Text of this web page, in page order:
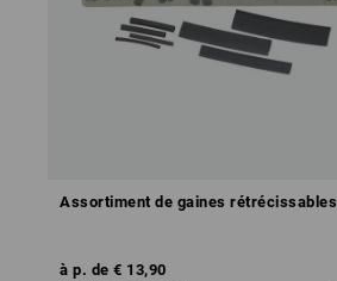
Assortiment de gaines rétrécissables
à p. de € 13,90